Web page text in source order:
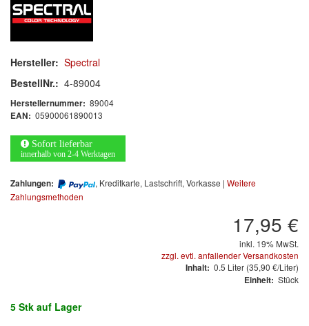
Malerbedarf & Zubehör
Werkzeug & Maschinen
Reinigen
Arbeitsschutz
Luftfilter
MARKEN
Hersteller: Spectral
BestellNr.: 4-89004
Herstellernummer: 89004
EAN: 05900061890013
Sofort lieferbar
innerhalb von 2-4 Werktagen
Zahlungen: , Kreditkarte, Lastschrift, Vorkasse | Weitere
Zahlungsmethoden
17,95 €
inkl. 19% MwSt.
zzgl. evtl. anfallender Versandkosten
Inhalt: 0.5 Liter (35,90 €/Liter)
Einheit: Stück
5 Stk auf Lager